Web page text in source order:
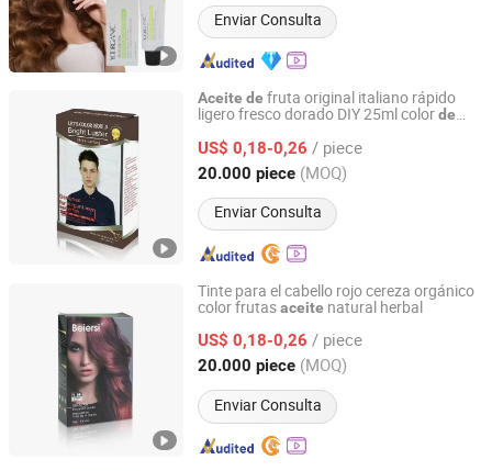
Enviar Consulta
Aceite de fruta original italiano rápido
ligero fresco dorado DIY 25ml colorde
US$ 0,18-0,26 / piece
20.000 piece (MOQ)
Enviar Consulta
Zhejiang Chenxin Cosmetic Co., Ltd.
Zhejiang, China Desde 2021
Tinte para el cabello rojo cereza orgánico
color frutasaceite natural herbal
US$ 0,18-0,26 / piece
20.000 piece (MOQ)
Enviar Consulta
Zhejiang Chenxin Cosmetic Co., Ltd.
Zhejiang, China Desde 2021